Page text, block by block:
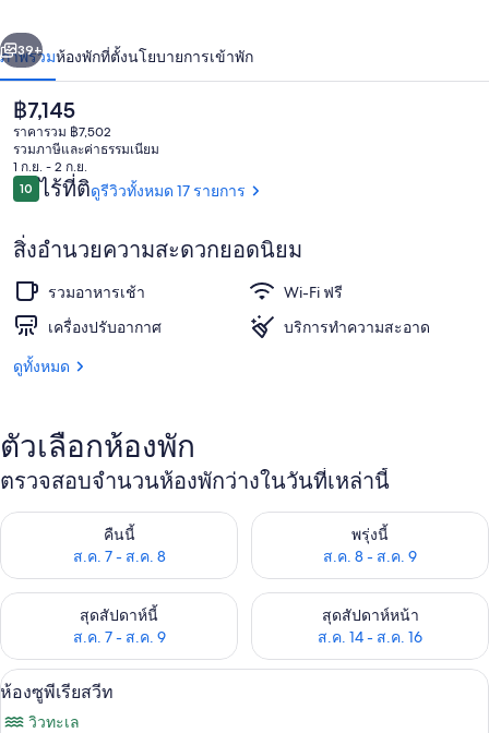
มิม
ที่อาบแดด
า
ถัดไป
39+
ภาพรวมห้องพักที่ตั้งนโยบายการเข้าพัก
ราคา
ปัจจุบัน
฿7,145
฿7,145
ราคารวม ฿7,502
รวมภาษีและค่าธรรมเนียม
1 ก.ย. - 2 ก.ย.
รีวิว
1010 จาก 10
ไร้ที่ติดูรีวิวทั้งหมด 17 รายการ
สิ่งอำนวยความสะดวกยอดนิยม
รวมอาหารเช้า
Wi-Fi ฟรี
เครื่องปรับอากาศ
บริการทำความสะอาด
ดูทั้งหมด
ตัวเลือกห้องพัก
ตรวจสอบจำนวนห้องพักว่างในวันที่เหล่านี้
คืนนี้
ส.ค. 7 - ส.ค. 8
ตรวจสอบจำนวนห้องพักว่างในคืนนี้ ส.ค. 7 - ส.ค. 8พรุ่งนี้
ส.ค. 8 - ส.ค. 9
ตรวจสอบจำนวนห้องพักว่างใน
สุดสัปดาห์นี้
ส.ค. 7 - ส.ค. 9
ตรวจสอบจำนวนห้องพักว่างในสุดสัปดาห์นี้ ส.ค. 7 - ส.ค. 9
สุดสัปดาห์หน้า
ส.ค. 14 - ส.ค. 16
ตรวจสอบจำนวนห้องพักว่างใน
เปิด
ภาพถ่าย
ห้องซูพีเรียสวีท | มินิบาร์, ห้องเก็บเสีย
6
ห้องซูพีเรียสวีท
วิวทะเล